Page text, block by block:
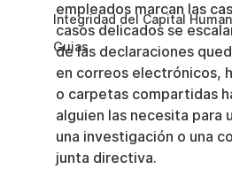
Integridad del Capital
Guias
empleados marcan las
casos delicados se
de las declaraciones
en correos electrónicos,
o carpetas compartidas
alguien las necesita para
una investigación o una
junta directiva.